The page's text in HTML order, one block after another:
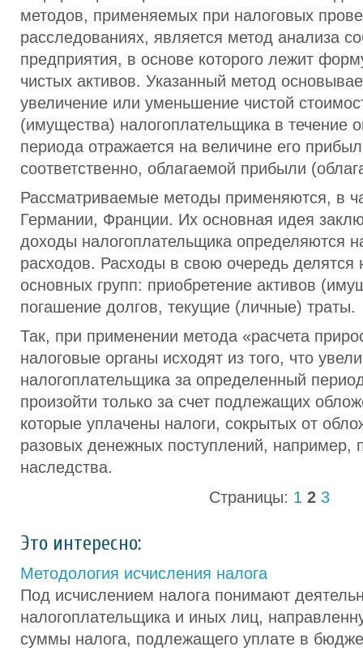
методов, применяемых при налоговых
расследованиях, является метод анализа
предприятия, в основе которого лежит
чистых активов. Указанный метод
увеличение или уменьшение чистой
(имущества) налогоплательщика в течение
периода отражается на величине его
соответственно, облагаемой прибыли
Рассматриваемые методы применяются, в
Германии, Франции. Их основная идея
доходы налогоплательщика определяются
расходов. Расходы в свою очередь делятся
основных групп: приобретение активов
погашение долгов, текущие (личные) траты.
Так, при применении метода «расчета
налоговые органы исходят из того, что
налогоплательщика за определенный
произойти только за счет подлежащих
которые уплачены налоги, сокрытых от
разовых денежных поступлений, например,
наследства.
Страницы: 1 2 3
Это интересно:
Методология исчисления налога
Под исчислением налога понимают
налогоплательщика и иных лиц,
суммы налога, подлежащего уплате в